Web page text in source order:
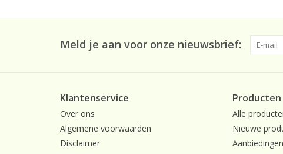
Meld je aan voor onze nieuwsbrief:
Klantenservice
Over ons
Algemene voorwaarden
Disclaimer
Producten
Alle
Nieuwe
Aanbiedingen